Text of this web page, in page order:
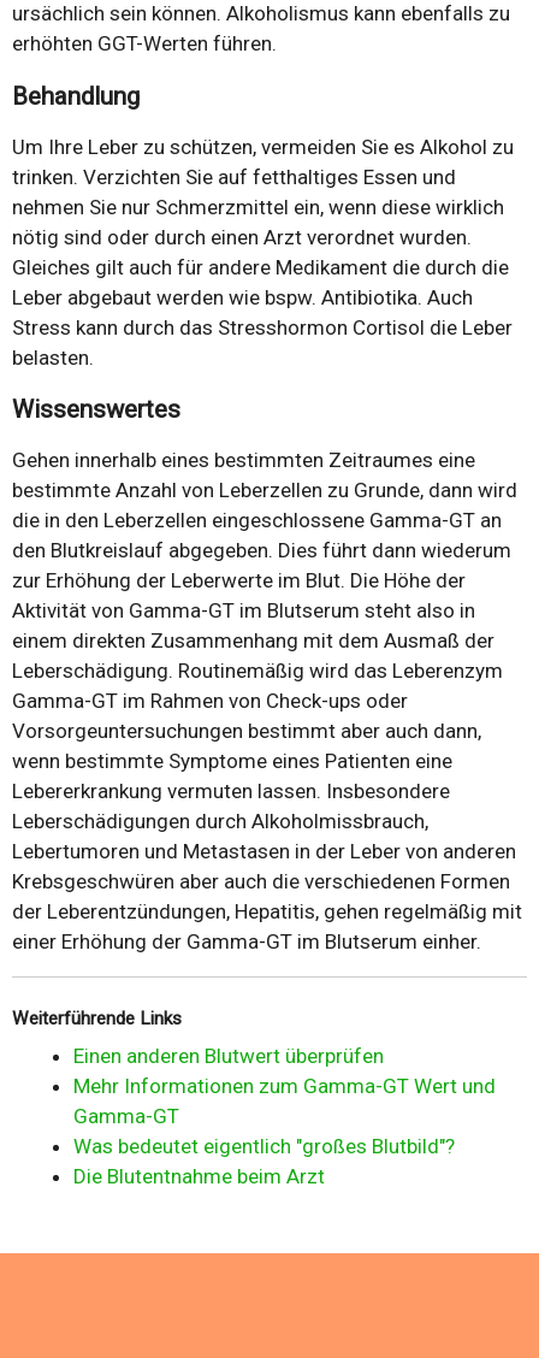
ursächlich sein können. Alkoholismus kann ebenfalls zu
erhöhten GGT-Werten führen.
Behandlung
Um Ihre Leber zu schützen, vermeiden Sie es Alkohol zu
trinken. Verzichten Sie auf fetthaltiges Essen und
nehmen Sie nur Schmerzmittel ein, wenn diese wirklich
nötig sind oder durch einen Arzt verordnet wurden.
Gleiches gilt auch für andere Medikament die durch die
Leber abgebaut werden wie bspw. Antibiotika. Auch
Stress kann durch das Stresshormon Cortisol die Leber
belasten.
Wissenswertes
Gehen innerhalb eines bestimmten Zeitraumes eine
bestimmte Anzahl von Leberzellen zu Grunde, dann wird
die in den Leberzellen eingeschlossene Gamma-GT an
den Blutkreislauf abgegeben. Dies führt dann wiederum
zur Erhöhung der Leberwerte im Blut. Die Höhe der
Aktivität von Gamma-GT im Blutserum steht also in
einem direkten Zusammenhang mit dem Ausmaß der
Leberschädigung. Routinemäßig wird das Leberenzym
Gamma-GT im Rahmen von Check-ups oder
Vorsorgeuntersuchungen bestimmt aber auch dann,
wenn bestimmte Symptome eines Patienten eine
Lebererkrankung vermuten lassen. Insbesondere
Leberschädigungen durch Alkoholmissbrauch,
Lebertumoren und Metastasen in der Leber von anderen
Krebsgeschwüren aber auch die verschiedenen Formen
der Leberentzündungen, Hepatitis, gehen regelmäßig mit
einer Erhöhung der Gamma-GT im Blutserum einher.
Weiterführende Links
Einen anderen Blutwert überprüfen
Mehr Informationen zum Gamma-GT Wert und
Gamma-GT
Was bedeutet eigentlich "großes Blutbild"?
Die Blutentnahme beim Arzt